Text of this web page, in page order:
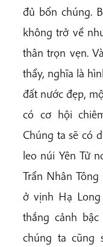
đủ bốn chúng.
không trở về
thân trọn vẹn.
thầy, nghĩa là
đất nước đẹp,
có cơ hội
Chúng ta sẽ có
leo núi Yên Tử
Trần Nhân
ở vịnh Hạ
thắng cảnh
chúng ta cũng